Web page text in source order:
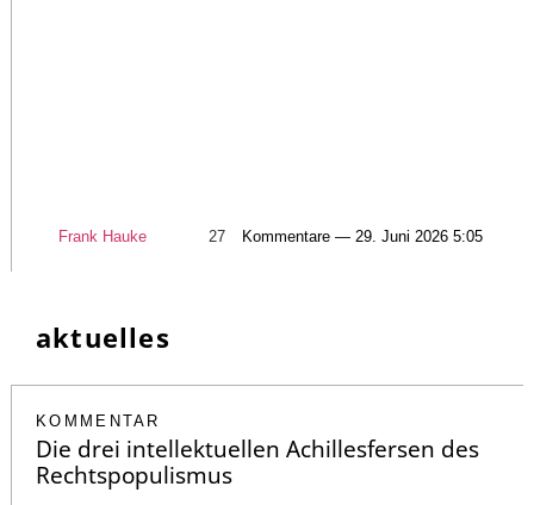
Frank Hauke 27 Kommentare — 29. Juni 2026 5:05
aktuelles
KOMMENTAR
Die drei intellektuellen Achillesfersen des
Rechtspopulismus